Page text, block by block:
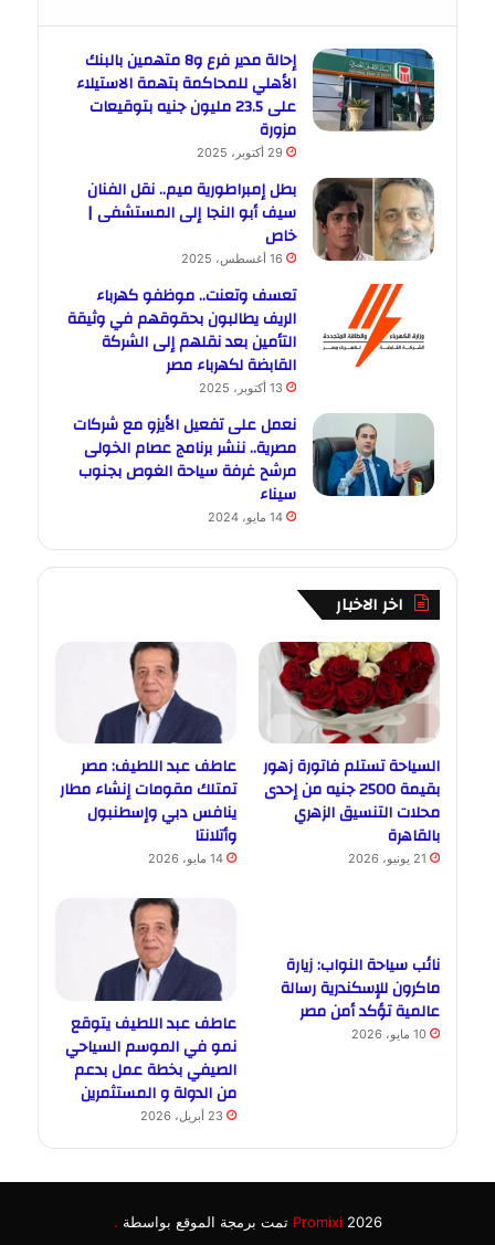
إحالة مدير فرع و8 متهمين بالبنك
الأهلي للمحاكمة بتهمة الاستيلاء
على 23.5 مليون جنيه بتوقيعات
مزورة
29 أكتوبر، 2025
بطل إمبراطورية ميم.. نقل الفنان
سيف أبو النجا إلى المستشفى |
خاص
16 أغسطس، 2025
تعسف وتعنت.. موظفو كهرباء
الريف يطالبون بحقوقهم في وثيقة
التأمين بعد نقلهم إلى الشركة
القابضة لكهرباء مصر
13 أكتوبر، 2025
نعمل على تفعيل الأيزو مع شركات
مصرية.. ننشر برنامج عصام الخولى
مرشح غرفة سياحة الغوص بجنوب
سيناء
14 مايو، 2024
اخر الاخبار
السياحة تستلم فاتورة زهور
بقيمة 2500 جنيه من إحدى
محلات التنسيق الزهري
بالقاهرة
21 يونيو، 2026
عاطف عبد اللطيف: مصر
تمتلك مقومات إنشاء مطار
ينافس دبي وإسطنبول
وأتلانتا
14 مايو، 2026
نائب سياحة النواب: زيارة
ماكرون للإسكندرية رسالة
عالمية تؤكد أمن مصر
10 مايو، 2026
عاطف عبد اللطيف يتوقع
نمو في الموسم السياحي
الصيفي بخطة عمل بدعم
من الدولة و المستثمرين
23 أبريل، 2026
Promixi2026 تمت برمجة الموقع بواسطة .